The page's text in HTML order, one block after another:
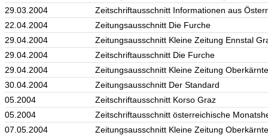
29.03.2004
Zeitschriftausschnitt Informationen aus
22.04.2004
Zeitungsausschnitt Die Furche
29.04.2004
Zeitungsausschnitt Kleine Zeitung Ennstal
29.04.2004
Zeitschriftausschnitt Die Furche
29.04.2004
Zeitungsausschnitt Kleine Zeitung
30.04.2004
Zeitungsausschnitt Der Standard
05.2004
Zeitschriftausschnitt Korso Graz
05.2004
Zeitschriftausschnitt österreichische
07.05.2004
Zeitungsausschnitt Kleine Zeitung